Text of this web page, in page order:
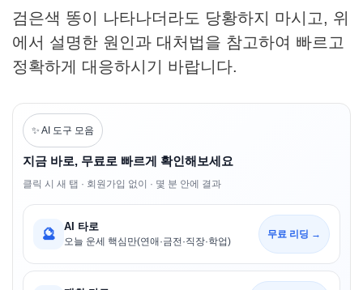
검은색 똥이 나타나더라도 당황하지 마시고, 위
에서 설명한 원인과 대처법을 참고하여 빠르고
정확하게 대응하시기 바랍니다.
✨ AI 도구 모음
지금 바로, 무료로 빠르게 확인해보세요
클릭 시 새 탭 · 회원가입 없이 · 몇 분 안에 결과
🔮 AI 타로
오늘 운세 핵심만(연애·금전·직장·학업)
무료 리딩 →